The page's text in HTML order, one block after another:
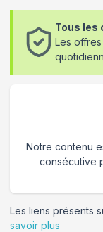
Tous les
Les
Notre contenu
consécutive
Les liens présents
savoir plus